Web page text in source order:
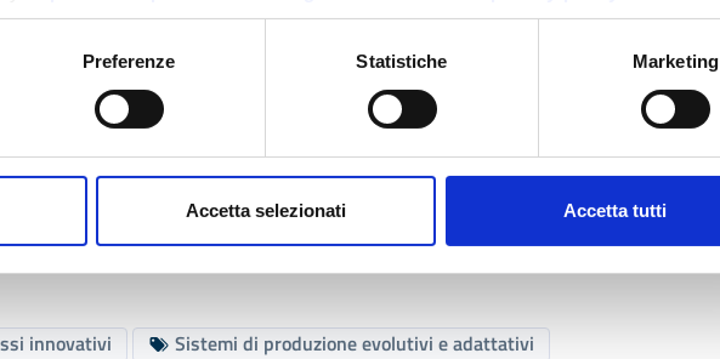
Preferenze Statistiche Marketing
Accetta selezionati Accetta tutti
lavori.
innovativi
Sistemi di produzione evolutivi e adattativi